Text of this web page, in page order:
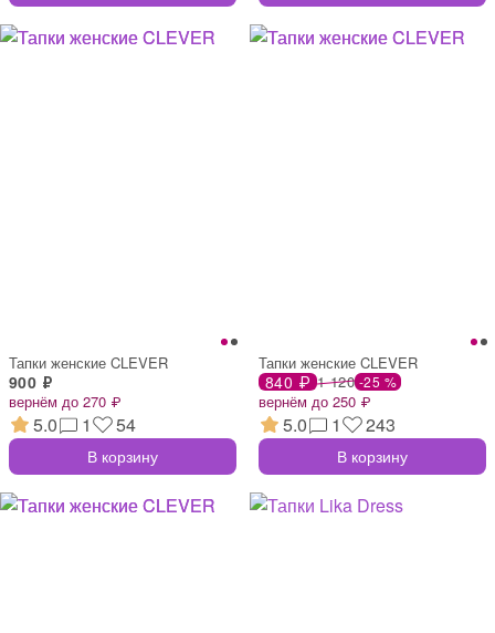
Тапки женские CLEVER
900 ₽
вернём до 270 ₽
5.0 1 54
В корзину
Тапки женские CLEVER
840 ₽ 1 120 -25 %
вернём до 250 ₽
5.0 1 243
В корзину